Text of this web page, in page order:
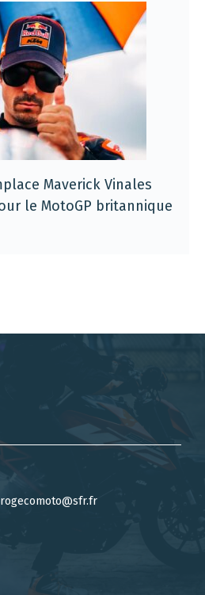
Maverick Vinales
le MotoGP britannique